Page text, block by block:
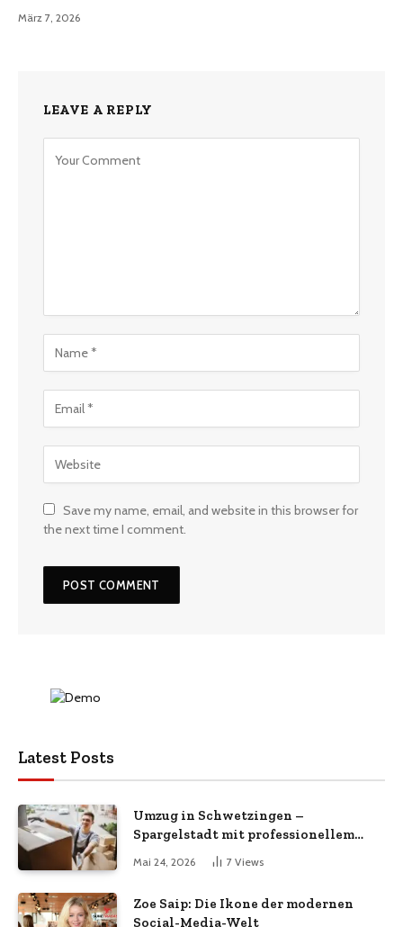
März 7, 2026
LEAVE A REPLY
Save my name, email, and website in this browser for
the next time I comment.
Latest Posts
Umzug in Schwetzingen –
Spargelstadt mit professionellem
Umzugsservice
Mai 24, 2026 7 Views
Zoe Saip: Die Ikone der modernen
Social-Media-Welt